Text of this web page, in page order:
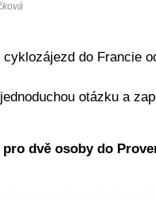
do Francie
otázku a
dvě osoby do